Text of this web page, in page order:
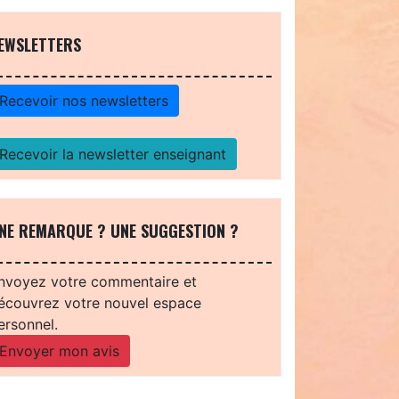
Recevoir nos newsletters
Recevoir la newsletter enseignant
REMARQUE ? UNE SUGGESTION ?
votre commentaire et
votre nouvel espace
Envoyer mon avis